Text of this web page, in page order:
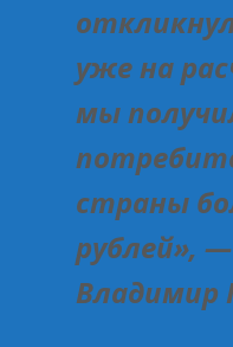
уже на
мы
страны
рублей»,
Владимир